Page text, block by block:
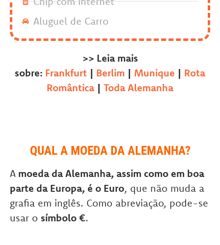
Aluguel de Carro
>> Leia mais
sobre: Frankfurt | Berlim | Munique | Rota
Romântica | Toda Alemanha
QUAL A MOEDA DA ALEMANHA?
A moeda da Alemanha, assim como em boa
parte da Europa, é o Euro, que não muda a
grafia em inglês. Como abreviação, pode-se
usar o símbolo €.